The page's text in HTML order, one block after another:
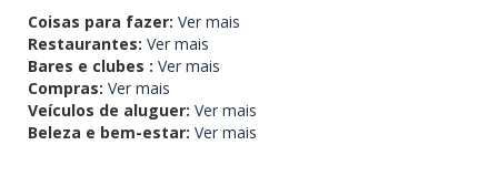
Coisas para fazer: Ver mais
Restaurantes: Ver mais
Bares e clubes : Ver mais
Compras: Ver mais
Veículos de aluguer: Ver mais
Beleza e bem-estar: Ver mais